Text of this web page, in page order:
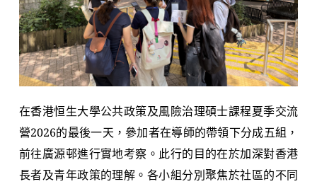
在香港恒生大學公共政策及風險治理碩士課程夏季交流
營2026的最後一天，參加者在導師的帶領下分成五組，
前往廣源邨進行實地考察。此行的目的在於加深對香港
長者及青年政策的理解。各小組分別聚焦於社區的不同